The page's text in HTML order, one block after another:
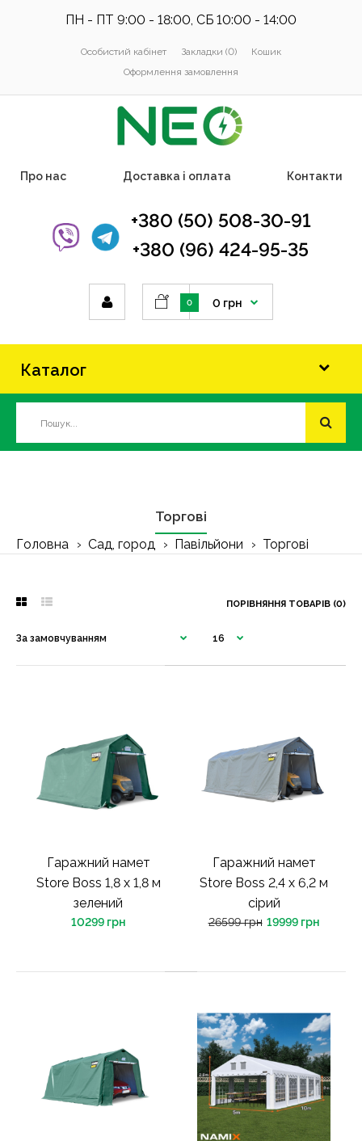
ПН - ПТ 9:00 - 18:00, СБ 10:00 - 14:00
Особистий кабінет Закладки (0)
Кошик
Оформлення замовлення
Про нас Доставка і оплата Контакти
+380 (50) 508-30-91
+380 (96) 424-95-35
0 0 грн
Каталог
Торгові
Головна Сад, город Павільйони Торгові
ПОРІВНЯННЯ ТОВАРІВ (0)
Гаражний намет
Store Boss 1,8 x 1,8 м
зелений
10299 грн
Гаражний намет
Store Boss 2,4 х 6,2 м
сірий
26599 грн 19999 грн